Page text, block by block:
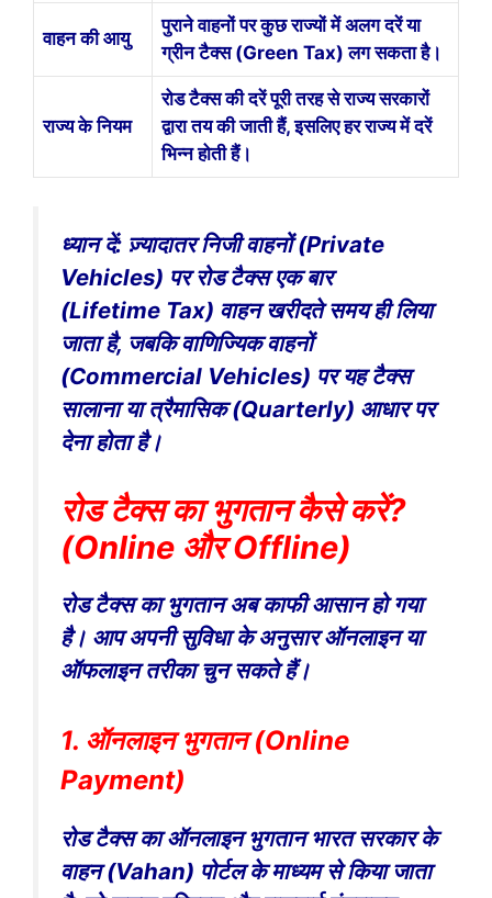
वाहन की आयु
पुराने वाहनों पर कुछ राज्यों में अलग दरें या
ग्रीन टैक्स (Green Tax) लग सकता है।
राज्य के नियम
रोड टैक्स की दरें पूरी तरह से राज्य सरकारों
द्वारा तय की जाती हैं, इसलिए हर राज्य में दरें
भिन्न होती हैं।
ध्यान दें: ज़्यादातर निजी वाहनों (Private
Vehicles) पर रोड टैक्स एक बार
(Lifetime Tax) वाहन खरीदते समय ही लिया
जाता है, जबकि वाणिज्यिक वाहनों
(Commercial Vehicles) पर यह टैक्स
सालाना या त्रैमासिक (Quarterly) आधार पर
देना होता है।
रोड टैक्स का भुगतान कैसे करें?
(Online और Offline)
रोड टैक्स का भुगतान अब काफी आसान हो गया
है। आप अपनी सुविधा के अनुसार ऑनलाइन या
ऑफलाइन तरीका चुन सकते हैं।
1. ऑनलाइन भुगतान (Online
Payment)
रोड टैक्स का ऑनलाइन भुगतान भारत सरकार के
वाहन (Vahan) पोर्टल के माध्यम से किया जाता